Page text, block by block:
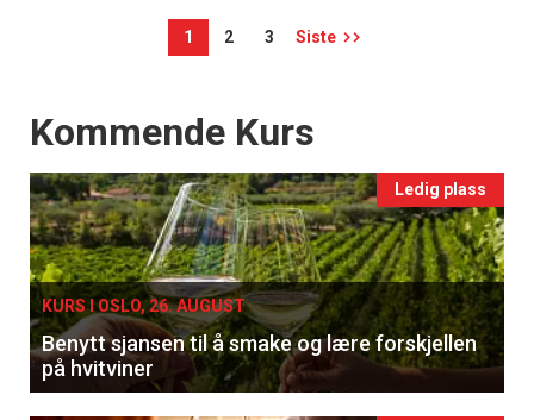
1 2 3 Siste
Events
Kommende Kurs
Ledig plass
KURS I OSLO, 26. AUGUST
Benytt sjansen til å smake og lære forskjellen
på hvitviner